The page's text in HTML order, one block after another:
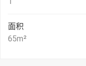
面积
65m²